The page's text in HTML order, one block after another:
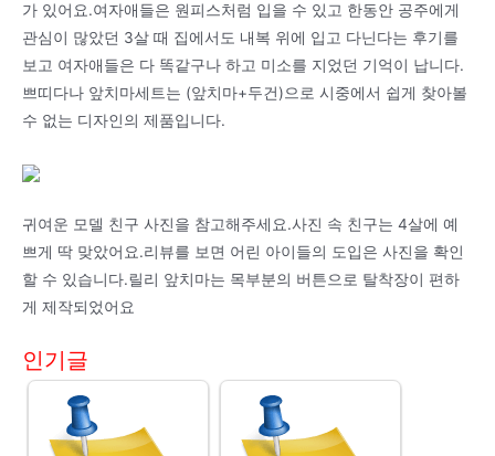
가 있어요.여자애들은 원피스처럼 입을 수 있고 한동안 공주에게
관심이 많았던 3살 때 집에서도 내복 위에 입고 다닌다는 후기를
보고 여자애들은 다 똑같구나 하고 미소를 지었던 기억이 납니다.
쁘띠다나 앞치마세트는 (앞치마+두건)으로 시중에서 쉽게 찾아볼
수 없는 디자인의 제품입니다.
귀여운 모델 친구 사진을 참고해주세요.사진 속 친구는 4살에 예
쁘게 딱 맞았어요.리뷰를 보면 어린 아이들의 도입은 사진을 확인
할 수 있습니다.릴리 앞치마는 목부분의 버튼으로 탈착장이 편하
게 제작되었어요
인기글